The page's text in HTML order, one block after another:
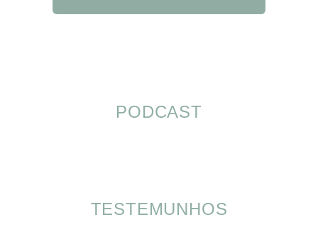
PODCAST
TESTEMUNHOS